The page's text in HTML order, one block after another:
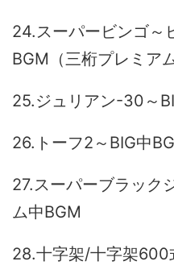
24.スーパービンゴ～
BGM（三桁プレミアム
25.ジュリアン-30～
26.トーフ2～BIG中
27.スーパーブラック
ム中BGM
28.十字架/十字架600